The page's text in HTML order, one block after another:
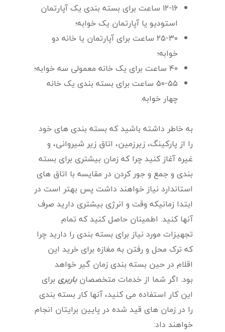
۱۲-۱۶ ساعت برای بسته بندی یک آپارتمان
استودیو یا آپارتمان یک خوابه؛
۲۵-۳۰ ساعت برای آپارتمان یا خانه دو
خوابه؛
۴۰ ساعت برای یک خانه معمولی سه خوابه؛
۵۰-۵۵ ساعت برای بسته بندی یک خانه
چهار خوابه.
به خاطر داشته باشید که بسته بندی های خود
را از پارکینگ، زیرزمین، اتاق زیر شیروانی، و
غیره آغاز کنید چرا که زمان بیشتری برای بسته
بندی و جمع و جور کردن در مقایسه با اتاق های
استاندارد نیاز خواهند داشت پس بهتر است در
ابتدا زمانیکه وقت و انرژی بیشتری دارید صرف
آنها کنید. اطمینان حاصل کنید که تمام
تجهیزات مورد نیاز برای بسته بندی را دارید چرا
که ترک محل و رفتن به مغازه برای خرید این
اقلام در حین بسته بندی زمان گیر خواهد
بود. اگر شما از خدمات متخصصانباربری برای
این کار استفاده می کنید، آنها کار بسته بندی
را در زمان های قید شده در پایین برایتان انجام
خواهند داد: